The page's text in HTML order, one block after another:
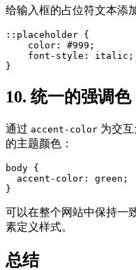
给输入框的占位符文本添
::placeholder {
color: #999;
font-style: italic;
}
10. 统一的强调色
通过 accent-color 为交
的主题颜色：
body {
accent-color: green;
}
可以在整个网站中保持一
素定义样式。
总结